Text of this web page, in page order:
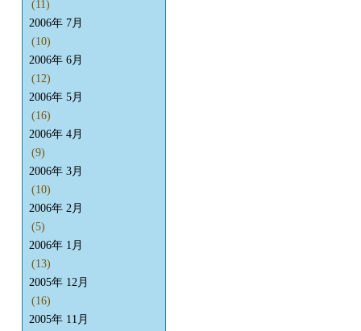
(11)
2006年 7月
(10)
2006年 6月
(12)
2006年 5月
(16)
2006年 4月
(9)
2006年 3月
(10)
2006年 2月
(5)
2006年 1月
(13)
2005年 12月
(16)
2005年 11月